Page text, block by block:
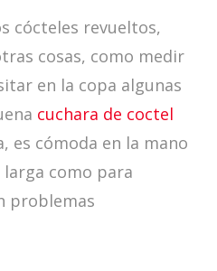
cócteles revueltos,
cosas, como medir
en la copa algunas
cuchara de coctel
es cómoda en la mano
como para
problemas